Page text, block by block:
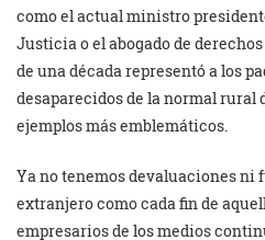
como el actual ministro
Justicia o el abogado de
de una década representó a los
desaparecidos de la normal rural
ejemplos más emblemáticos.
Ya no tenemos devaluaciones ni
extranjero como cada fin de
empresarios de los medios